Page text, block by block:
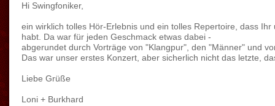
Hi Swingfoniker,
ein wirklich tolles Hör-Erlebnis und ein tolles Repertoire, dass
habt. Da war für jeden Geschmack etwas dabei -
abgerundet durch Vorträge von "Klangpur", den "Männer" und
Das war unser erstes Konzert, aber sicherlich nicht das letzte,
Liebe Grüße
Loni + Burkhard